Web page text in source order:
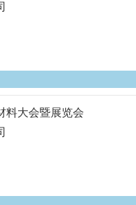
料大会暨展览会